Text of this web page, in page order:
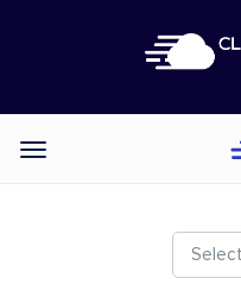
Categories